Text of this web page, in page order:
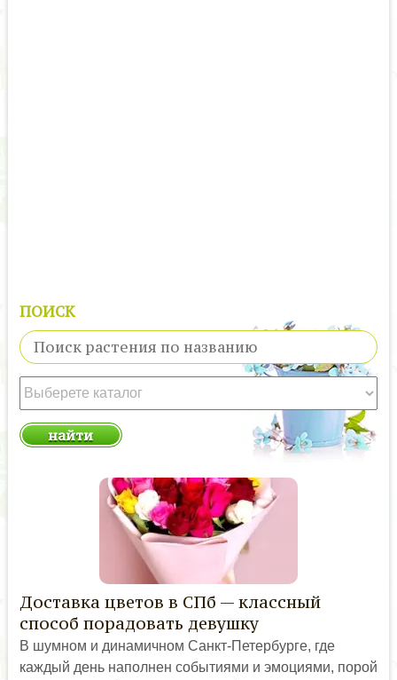
ПОИСК
Доставка цветов в СПб — классный
способ порадовать девушку
В шумном и динамичном Санкт-Петербурге, где
каждый день наполнен событиями и эмоциями, порой